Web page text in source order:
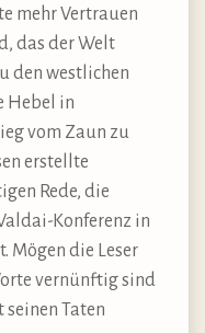
mehr Vertrauen
das der Welt
den westlichen
Hebel in
vom Zaun zu
erstellte
Rede, die
Konferenz in
Mögen die Leser
vernünftig sind
Taten